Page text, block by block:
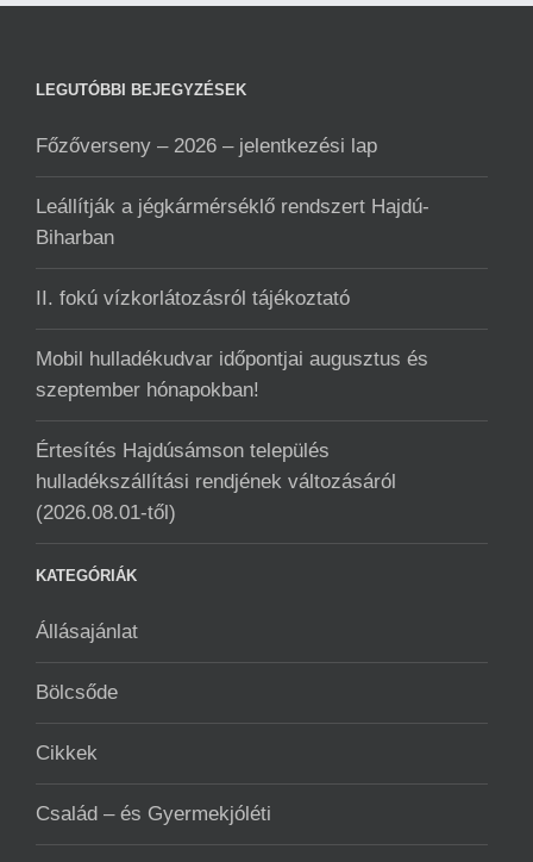
LEGUTÓBBI BEJEGYZÉSEK
Főzőverseny – 2026 – jelentkezési lap
Leállítják a jégkármérséklő rendszert Hajdú-
Biharban
II. fokú vízkorlátozásról tájékoztató
Mobil hulladékudvar ️időpontjai augusztus és
szeptember hónapokban!
Értesítés Hajdúsámson település
hulladékszállítási rendjének változásáról
(2026.08.01-től)
KATEGÓRIÁK
Állásajánlat
Bölcsőde
Cikkek
Család – és Gyermekjóléti